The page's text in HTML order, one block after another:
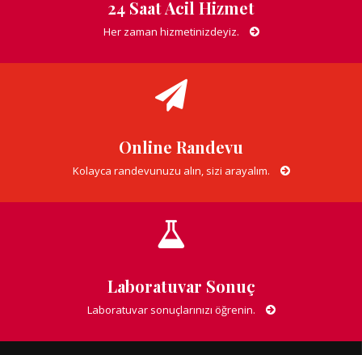
24 Saat Acil Hizmet
Her zaman hizmetinizdeyiz.
Online Randevu
Kolayca randevunuzu alın, sizi arayalım.
Laboratuvar Sonuç
Laboratuvar sonuçlarınızı öğrenin.